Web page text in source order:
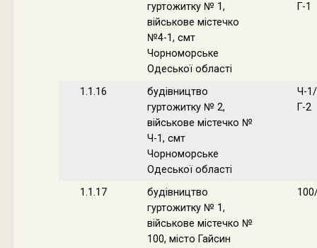
гуртожитку № 1,
військове містечко
№4-1, смт
Чорноморське
Одеської області
Г-1
1.1.16
будівництво
гуртожитку № 2,
військове містечко №
Ч-1, смт
Чорноморське
Одеської області
Ч-1/
Г-2
1.1.17
будівництво
гуртожитку № 1,
військове містечко №
100, місто Гайсин